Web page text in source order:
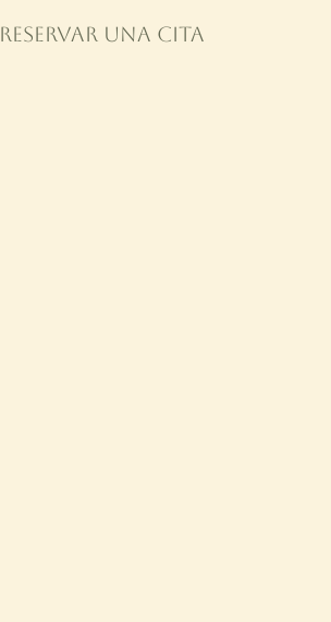
Reservar una cita